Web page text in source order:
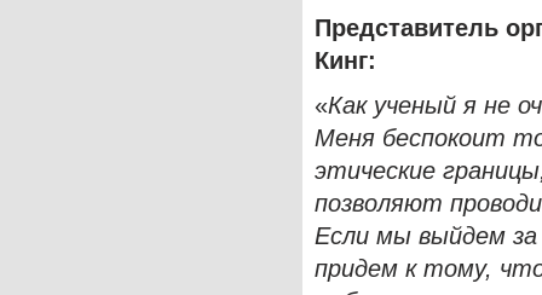
Представитель
Кинг:
«Как ученый я не
Меня беспокоит
этические
позволяют
Если мы выйдем
придем к тому,